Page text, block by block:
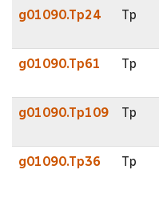
g01090.Tp24 Tp
g01090.Tp61 Tp
g01090.Tp109 Tp
g01090.Tp36 Tp